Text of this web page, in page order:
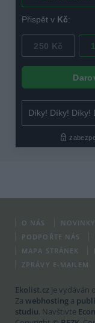
O NÁS
PODPOŘTE NÁS
MAPA STRÁNEK
ZPRÁVY E-MAILEM
Ekolist.cz je vydáván
Za webhosting a
studiu. Navštivte